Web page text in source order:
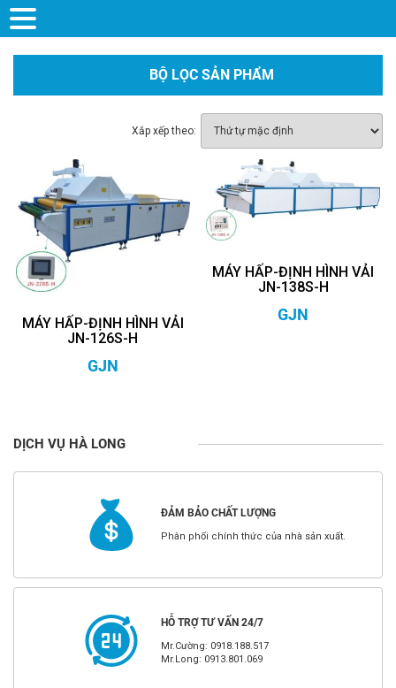
BỘ LỌC SẢN PHẨM
Xắp xếp theo:
MÁY HẤP-ĐỊNH HÌNH VẢI
JN-126S-H
GJN
MÁY HẤP-ĐỊNH HÌNH VẢI
JN-138S-H
GJN
DỊCH VỤ HÀ LONG
ĐẢM BẢO CHẤT LƯỢNG
Phân phối chính thức của nhà sản xuất.
HỖ TRỢ TƯ VẤN 24/7
Mr.Cường: 0918.188.517
Mr.Long: 0913.801.069